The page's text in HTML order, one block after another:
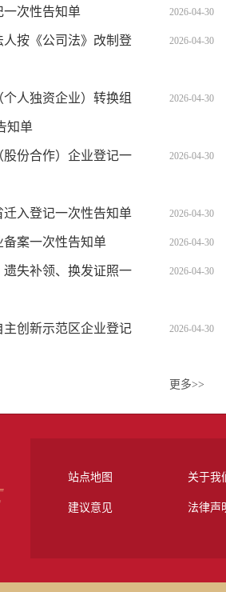
一次性告知单 2026-04-30
人按《公司法》改制登 2026-04-30
人独资企业）转换组
知单
2026-04-30
股份合作）企业登记一 2026-04-30
迁入登记一次性告知单 2026-04-30
备案一次性告知单 2026-04-30
遗失补领、换发证照一 2026-04-30
主创新示范区企业登记 2026-04-30
更多>>
站点地图 关于我
建议意见 法律声